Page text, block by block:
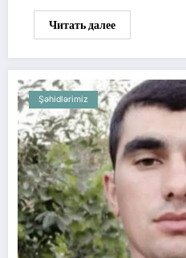
Читать далее
Şəhidlərimiz